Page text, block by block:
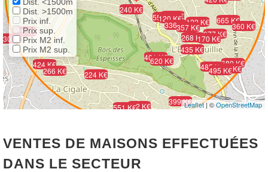
360 K€
677 K€
435 K€
336 K€
266 K€
55 K€
424 K€
268 K€
925 K€
240 K€
414 K€
170 K€
620 K€
120 K€
584 K€
357 K€
680 K€
401 K€
399 K€
485 K€
122 K€
551 K€
K€
224 K€ 495 K€
665 K€
202 K€
Dist. >1500m
Prix inf.
Prix sup.
Prix M2 inf.
Prix M2 sup.
Leaflet| ©OpenStreetMap
VENTES DE MAISONS EFFECTUÉES
DANS LE SECTEUR